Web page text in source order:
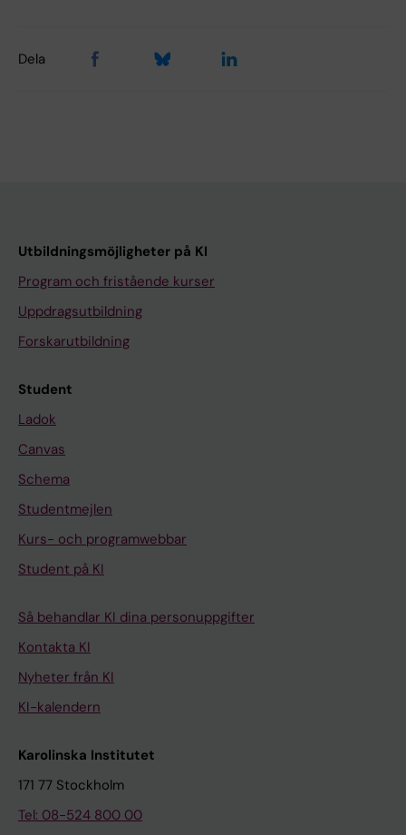
Dela
Utbildningsmöjligheter på KI
Program och fristående kurser
Uppdragsutbildning
Forskarutbildning
Student
Ladok
Canvas
Schema
Studentmejlen
Kurs- och programwebbar
Student på KI
Så behandlar KI dina personuppgifter
Kontakta KI
Nyheter från KI
KI-kalendern
Karolinska Institutet
171 77 Stockholm
Tel: 08-524 800 00